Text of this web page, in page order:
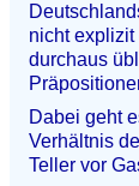
nicht explizit
durchaus
Dabei geht
Verhältnis
Teller vor